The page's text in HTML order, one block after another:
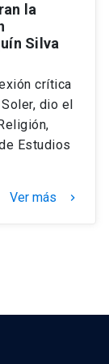
la
Silva
crítica
dio el
Estudios
Ver más keyboard_arrow_right